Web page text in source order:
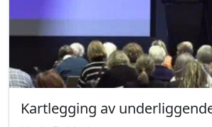
Kartlegging av